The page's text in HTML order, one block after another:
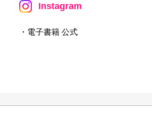
Instagram
・電子書籍 公式